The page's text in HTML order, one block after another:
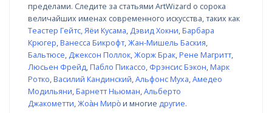
пределами. Следите за статьями ArtWizard о сорока
величайших именах современного искусства, таких как
Теастер Гейтс,Яёи Кусама, Дэвид Хокни,Барбара
Крюгер,Ванесса Бикрофт,Жан-Мишель Баския,
Бальтюсе, Джексон Поллок,Жорж Брак,Рене Магритт,
Люсьен Фрейд,Пабло Пикассо, Фрэнсис Бэкон,Марк
Ротко,Василий Кандинский,Альфонс Муха,Амедео
Модильяни,Барнетт Ньюман,Альберто
Джакометти,Жоа̀н Миро̀и многие другие.